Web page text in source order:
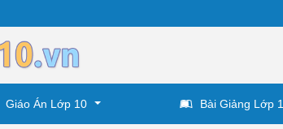
Giáo Án Lớp 10 Bài Giảng Lớp